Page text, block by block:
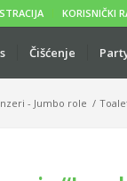
KORISNIČKI
Čišćenje
- Jumbo role /